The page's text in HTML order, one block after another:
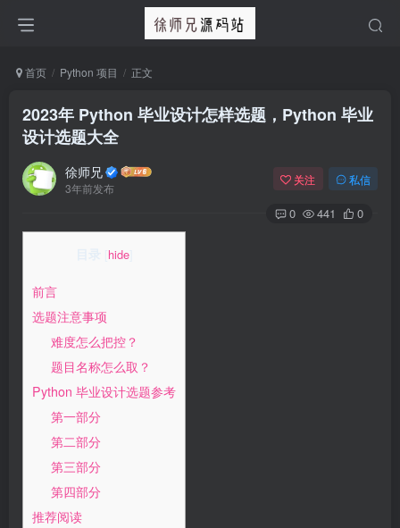
首页 Python 项目 正文
2023年 Python 毕业设计怎样选题，Python 毕业
设计选题大全
徐师兄
3年前发布
关注 私信
0 441 0
hide]
前言
选题注意事项
难度怎么把控？
题目名称怎么取？
Python 毕业设计选题参考
第一部分
第二部分
第三部分
第四部分
推荐阅读